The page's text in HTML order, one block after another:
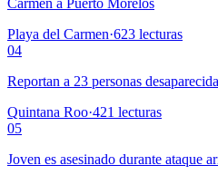
Playa del Carmen·623 lecturas
04
Reportan a 23 personas
Quintana Roo·421 lecturas
05
Joven es asesinado durante ataque